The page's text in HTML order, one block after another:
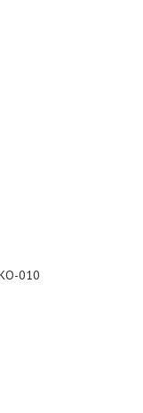
010